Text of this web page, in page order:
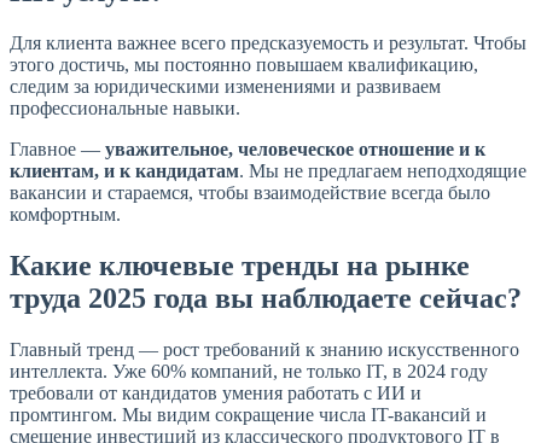
Для клиента важнее всего предсказуемость и результат. Чтобы
этого достичь, мы постоянно повышаем квалификацию,
следим за юридическими изменениями и развиваем
профессиональные навыки.
Главное — уважительное, человеческое отношение и к
клиентам, и к кандидатам. Мы не предлагаем неподходящие
вакансии и стараемся, чтобы взаимодействие всегда было
комфортным.
Какие ключевые тренды на рынке
труда 2025 года вы наблюдаете сейчас?
Главный тренд — рост требований к знанию искусственного
интеллекта. Уже 60% компаний, не только IT, в 2024 году
требовали от кандидатов умения работать с ИИ и
промтингом. Мы видим сокращение числа IT-вакансий и
смещение инвестиций из классического продуктового IT в